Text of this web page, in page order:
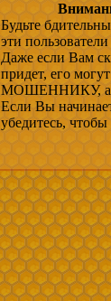
Будьте
эти
Даже если Вам
придет, его
МОШЕННИКУ, а
Если Вы
убедитесь,